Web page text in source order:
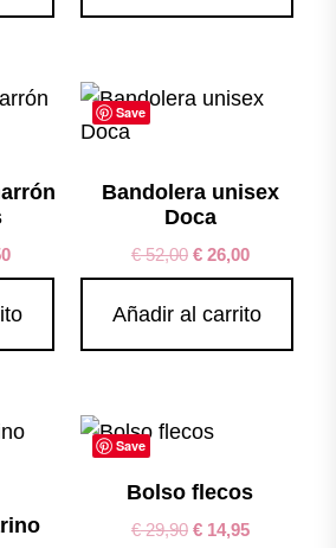
Save
Bandolera unisex
Doca
€52,00 €26,00
Añadir al carrito
Save
Bolso flecos
€29,90 €14,95